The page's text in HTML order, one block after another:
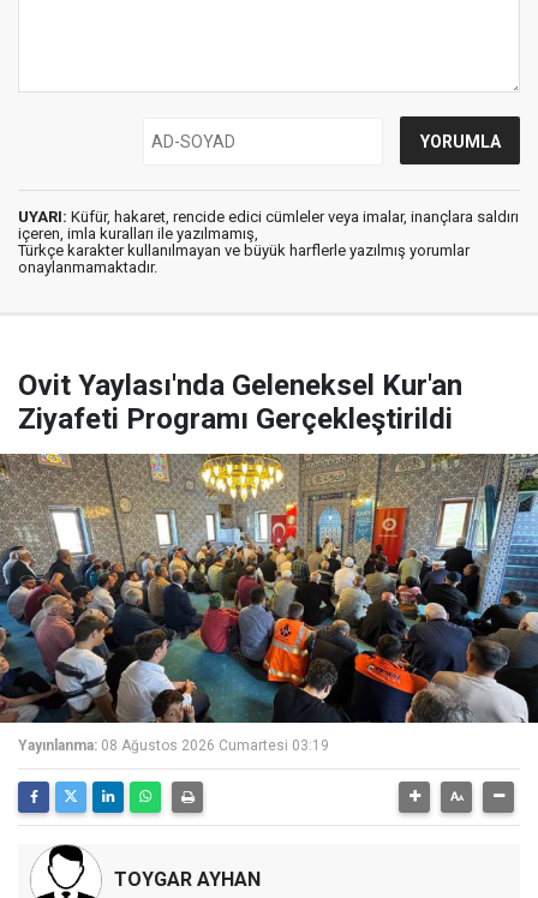
UYARI: Küfür, hakaret, rencide edici cümleler veya imalar, inançlara saldırı
içeren, imla kuralları ile yazılmamış,
Türkçe karakter kullanılmayan ve büyük harflerle yazılmış yorumlar
onaylanmamaktadır.
Ovit Yaylası'nda Geleneksel Kur'an
Ziyafeti Programı Gerçekleştirildi
Yayınlanma: 08 Ağustos 2026 Cumartesi 03:19
TOYGAR AYHAN